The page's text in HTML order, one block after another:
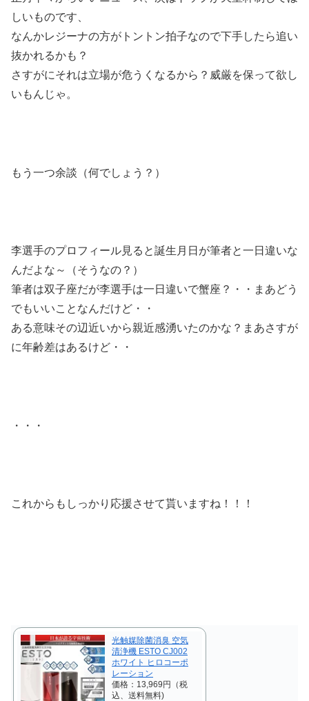
しいものです、
なんかレジーナの方がトントン拍子なので下手したら追い
抜かれるかも？
さすがにそれは立場が危うくなるから？威厳を保って欲し
いもんじゃ。
もう一つ余談（何でしょう？）
李選手のプロフィール見ると誕生月日が筆者と一日違いな
んだよな～（そうなの？）
筆者は双子座だが李選手は一日違いで蟹座？・・まあどう
でもいいことなんだけど・・
ある意味その辺近いから親近感湧いたのかな？まあさすが
に年齢差はあるけど・・
・・・
これからもしっかり応援させて貰いますね！！！
光触媒除菌消臭 空気
清浄機 ESTO CJ002
ホワイト ヒロコーポ
レーション
価格：13,969円（税
込、送料無料)